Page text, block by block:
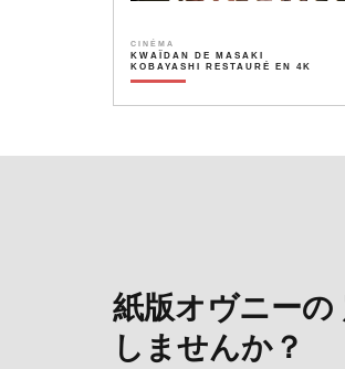
CINÉMA
KWAÏDAN DE MASAKI
KOBAYASHI RESTAURÉ EN 4K
紙版オヴニーの
しませんか？